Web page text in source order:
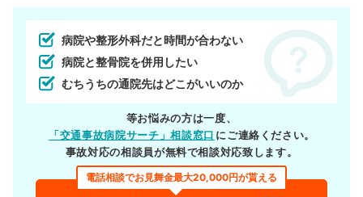
病院や整形外科だと時間が合わない
病院と整骨院を併用したい
むちうちの通院先はどこがいいのか
等お悩みの方は一度、
「交通事故病院サーチ」相談窓口 にご連絡ください。
事故対応の相談員が無料で相談対応致します。
電話相談でお見舞金最大20,000円が貰える